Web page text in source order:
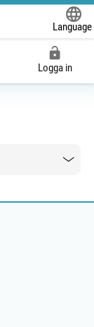
Language
Logga in